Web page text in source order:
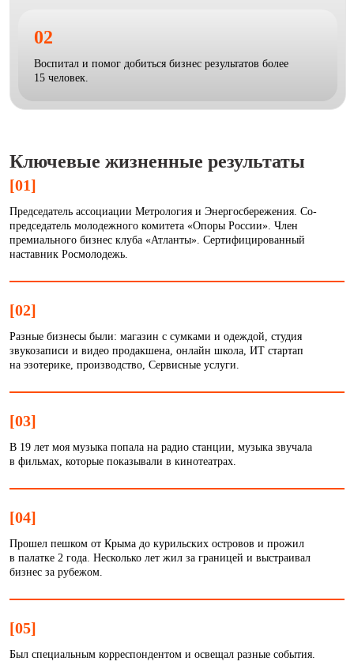
02
Воспитал и помог добиться бизнес результатов более
15 человек.
Ключевые жизненные результаты
[01]
Председатель ассоциации Метрология и Энергосбережения. Со-
председатель молодежного комитета «Опоры России». Член
премиального бизнес клуба «Атланты». Сертифицированный
наставник Росмолодежь.
[02]
Разные бизнесы были: магазин с сумками и одеждой, студия
звукозаписи и видео продакшена, онлайн школа, ИТ стартап
на эзотерике, производство, Сервисные услуги.
[03]
В 19 лет моя музыка попала на радио станции, музыка звучала
в фильмах, которые показывали в кинотеатрах.
[04]
Прошел пешком от Крыма до курильских островов и прожил
в палатке 2 года. Несколько лет жил за границей и выстраивал
бизнес за рубежом.
[05]
Был специальным корреспондентом и освещал разные события.